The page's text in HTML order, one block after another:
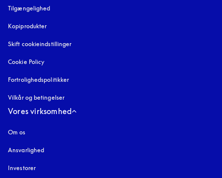
Tilgængelighed
Kopiprodukter
Skift cookieindstillinger
Cookie Policy
Fortrolighedspolitikker
Vilkår og betingelser
Vores virksomhed
Om os
Ansvarlighed
Investorer